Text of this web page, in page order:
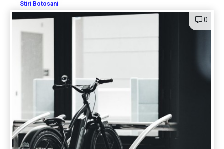
Stiri Botosani
0